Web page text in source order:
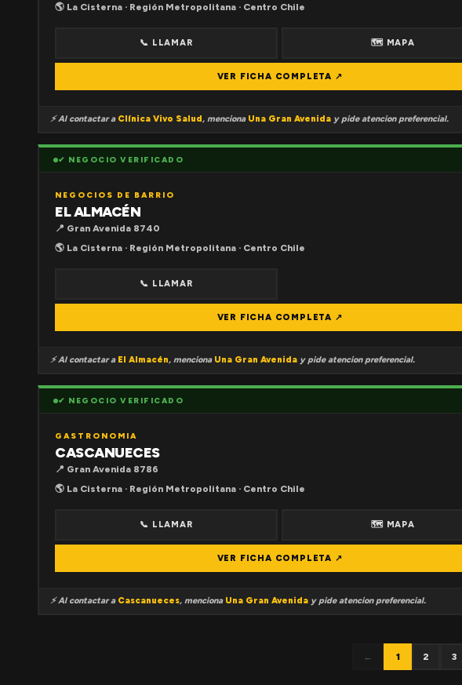
🌎 La Cisterna · Región Metropolitana · Centro Chile
📞 LLAMAR 🗺 MAPA
VER FICHA COMPLETA ↗
⚡ Al contactar a Clínica Vivo Salud, menciona Una Gran Avenida y pide atencion preferencial.
✔ NEGOCIO VERIFICADO
NEGOCIOS DE BARRIO
EL ALMACÉN
📍 Gran Avenida 8740
🌎 La Cisterna · Región Metropolitana · Centro Chile
📞 LLAMAR
VER FICHA COMPLETA ↗
⚡ Al contactar a El Almacén, menciona Una Gran Avenida y pide atencion preferencial.
✔ NEGOCIO VERIFICADO
GASTRONOMIA
CASCANUECES
📍 Gran Avenida 8786
🌎 La Cisterna · Región Metropolitana · Centro Chile
📞 LLAMAR 🗺 MAPA
VER FICHA COMPLETA ↗
⚡ Al contactar a Cascanueces, menciona Una Gran Avenida y pide atencion preferencial.
← 1 2 3